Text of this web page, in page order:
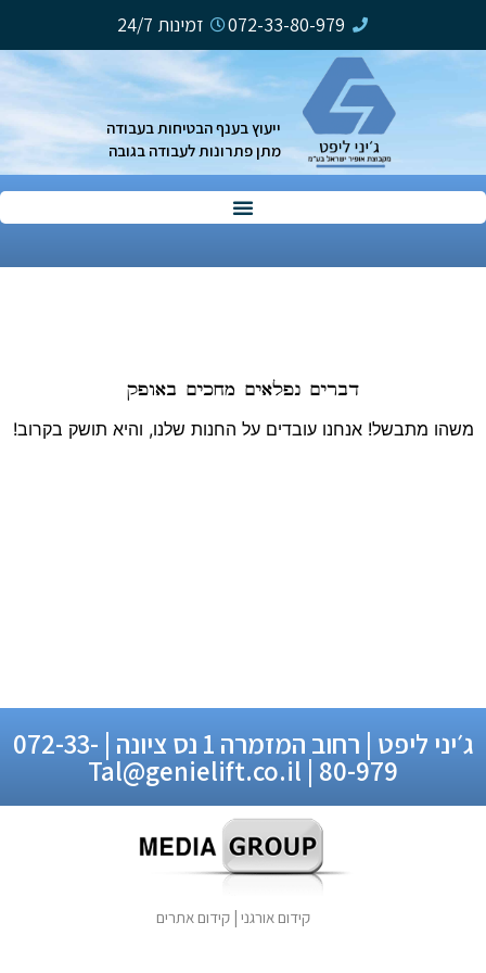
072-33-80-979 זמינות 24/7
ייעוץ בענף הבטיחות בעבודה
מתן פתרונות לעבודה בגובה
דברים נפלאים מחכים באופק
משהו מתבשל! אנחנו עובדים על החנות שלנו, והיא תושק בקרוב!
ג׳יני ליפט | רחוב המזמרה 1 נס ציונה | 072-33-
80-979 | Tal@genielift.co.il
קידום אורגני | קידום אתרים